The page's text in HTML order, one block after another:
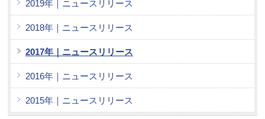
2019年｜ニュースリリース
2018年｜ニュースリリース
2017年｜ニュースリリース
2016年｜ニュースリリース
2015年｜ニュースリリース